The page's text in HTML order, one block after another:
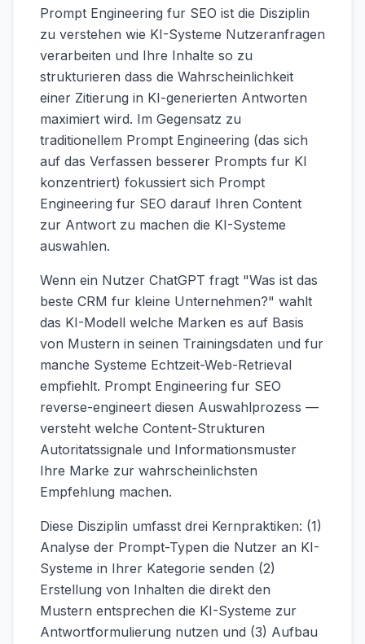
Prompt Engineering fur SEO ist die Disziplin
zu verstehen wie KI-Systeme Nutzeranfragen
verarbeiten und Ihre Inhalte so zu
strukturieren dass die Wahrscheinlichkeit
einer Zitierung in KI-generierten Antworten
maximiert wird. Im Gegensatz zu
traditionellem Prompt Engineering (das sich
auf das Verfassen besserer Prompts fur KI
konzentriert) fokussiert sich Prompt
Engineering fur SEO darauf Ihren Content
zur Antwort zu machen die KI-Systeme
auswahlen.
Wenn ein Nutzer ChatGPT fragt "Was ist das
beste CRM fur kleine Unternehmen?" wahlt
das KI-Modell welche Marken es auf Basis
von Mustern in seinen Trainingsdaten und fur
manche Systeme Echtzeit-Web-Retrieval
empfiehlt. Prompt Engineering fur SEO
reverse-engineert diesen Auswahlprozess —
versteht welche Content-Strukturen
Autoritatssignale und Informationsmuster
Ihre Marke zur wahrscheinlichsten
Empfehlung machen.
Diese Disziplin umfasst drei Kernpraktiken: (1)
Analyse der Prompt-Typen die Nutzer an KI-
Systeme in Ihrer Kategorie senden (2)
Erstellung von Inhalten die direkt den
Mustern entsprechen die KI-Systeme zur
Antwortformulierung nutzen und (3) Aufbau